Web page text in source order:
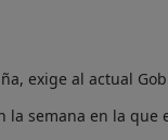
exige al actual
la semana en la que